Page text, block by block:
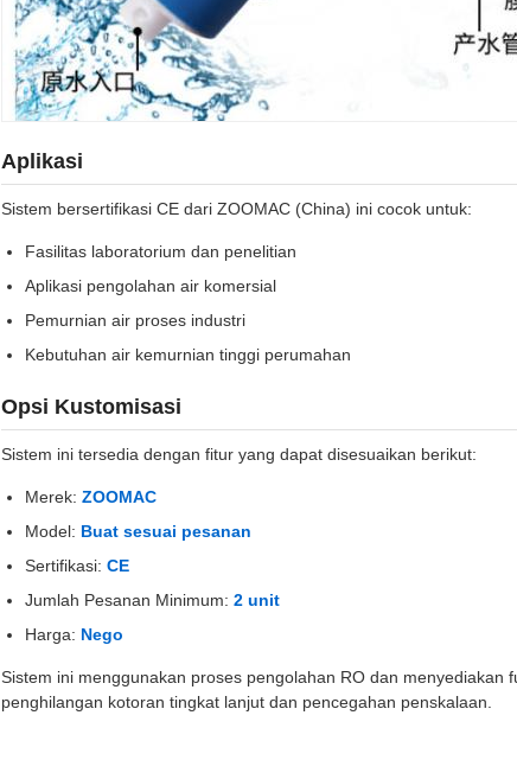
Aplikasi
Sistem bersertifikasi CE dari ZOOMAC (China) ini cocok untuk:
Fasilitas laboratorium dan penelitian
Aplikasi pengolahan air komersial
Pemurnian air proses industri
Kebutuhan air kemurnian tinggi perumahan
Opsi Kustomisasi
Sistem ini tersedia dengan fitur yang dapat disesuaikan berikut:
Merek: ZOOMAC
Model: Buat sesuai pesanan
Sertifikasi: CE
Jumlah Pesanan Minimum: 2 unit
Harga: Nego
Sistem ini menggunakan proses pengolahan RO dan menyediakan
penghilangan kotoran tingkat lanjut dan pencegahan penskalaan.